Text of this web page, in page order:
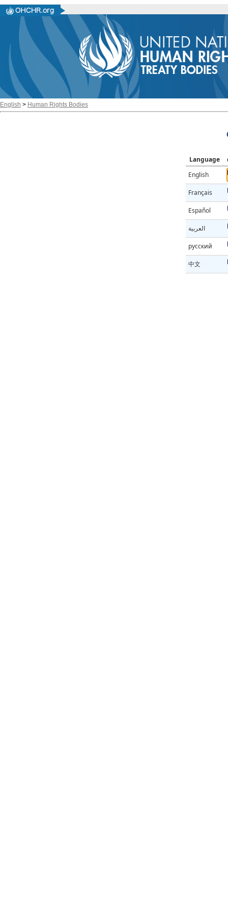
English > Human Rights Bodies
Language
English
Français
Español
العربية
русский
中文